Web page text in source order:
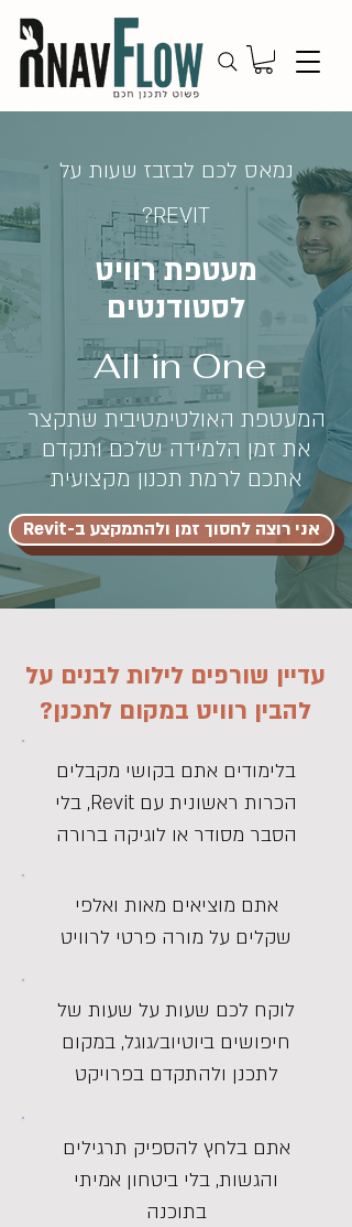
נמאס לכם לבזבז שעות על
REVIT?
מעטפת רוויט
לסטודנטים
All in One
המעטפת האולטימטיבית שתקצר
את זמן הלמידה שלכם ותקדם
אתכם לרמת תכנון מקצועית
אני רוצה לחסוך זמן ולהתמקצע ב-Revit
עדיין שורפים לילות לבנים על
להבין רוויט במקום לתכנן?
בלימודים אתם בקושי מקבלים
הכרות ראשונית עם Revit, בלי
הסבר מסודר או לוגיקה ברורה
אתם מוציאים מאות ואלפי
שקלים על מורה פרטי לרוויט
לוקח לכם שעות על שעות של
חיפושים ביוטיוב/גוגל, במקום
לתכנן ולהתקדם בפרויקט
אתם בלחץ להספיק תרגילים
והגשות, בלי ביטחון אמיתי
בתוכנה